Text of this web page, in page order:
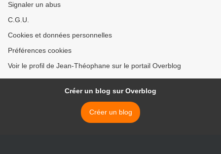
Signaler un abus
C.G.U.
Cookies et données personnelles
Préférences cookies
Voir le profil de Jean-Théophane sur le portail Overblog
Créer un blog sur Overblog
Créer un blog